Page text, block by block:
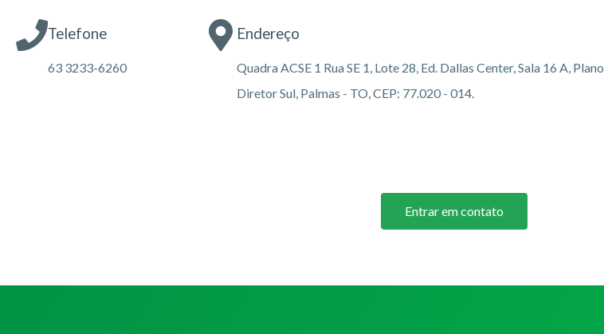
Telefone
63 3233-6260
Endereço
Quadra ACSE 1 Rua SE 1, Lote 28, Ed. Dallas Center, Sala 16 A, Plano
Diretor Sul, Palmas - TO, CEP: 77.020 - 014.
Entrar em contato